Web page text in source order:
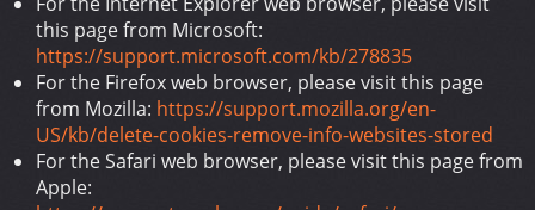
this page from Microsoft:
https://support.microsoft.com/kb/278835
For the Firefox web browser, please visit this page
from Mozilla: https://support.mozilla.org/en-
US/kb/delete-cookies-remove-info-websites-stored
For the Safari web browser, please visit this page from
Apple: